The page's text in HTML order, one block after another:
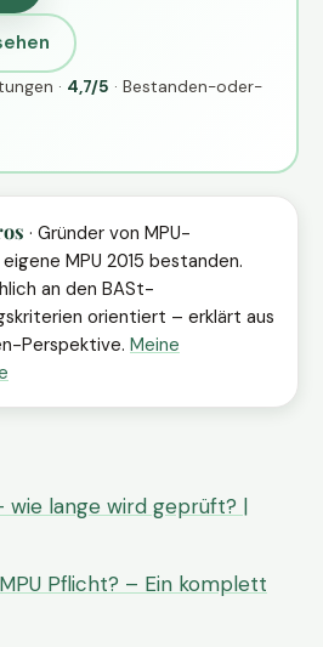
· 4,7/5 · Bestanden-oder-
· Gründer von MPU-
MPU 2015 bestanden.
an den BASt-
orientiert – erklärt aus
Perspektive. Meine
wie lange wird geprüft? |
Pflicht? – Ein komplett